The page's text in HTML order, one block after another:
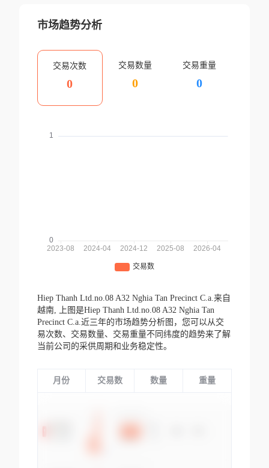
市场趋势分析
交易次数
0
交易数量
0
交易重量
0
Hiep Thanh Ltd.no.08 A32 Nghia Tan Precinct C.a.来自
越南,
上图是Hiep Thanh Ltd.no.08 A32 Nghia Tan
Precinct C.a.近三年的市场趋势分析图，您可以从交
易次数、交易数量、交易重量不同纬度的趋势来了解
当前公司的采供周期和业务稳定性。
月份 交易数 数量 重量